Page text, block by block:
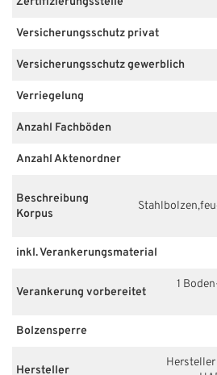
Versicherungsschutz privat
Versicherungsschutz gewerblich
Verriegelung
Anzahl Fachböden
Anzahl Aktenordner
Beschreibung
Korpus
inkl. Verankerungsmaterial
Verankerung vorbereitet
1
Bolzensperre
Hersteller
Hersteller